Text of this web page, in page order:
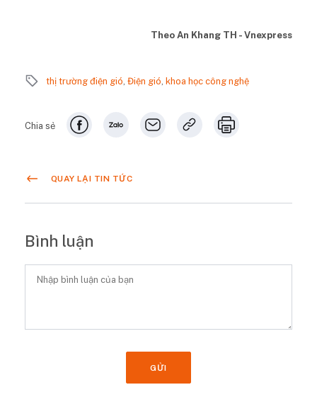
Theo An Khang TH - Vnexpress
thị trường điện gió Điện gió khoa học công nghệ
Chia sẻ
QUAY LẠI TIN TỨC
Bình luận
GỬI